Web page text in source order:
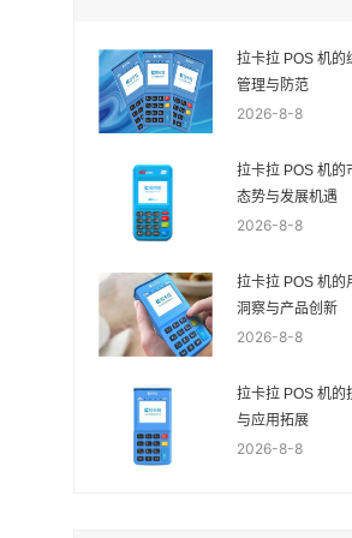
拉卡拉 POS 机的
管理与防范
2026-8-8
拉卡拉 POS 机的
态势与发展机遇
2026-8-8
拉卡拉 POS 机的
洞察与产品创新
2026-8-8
拉卡拉 POS 机的
与应用拓展
2026-8-8